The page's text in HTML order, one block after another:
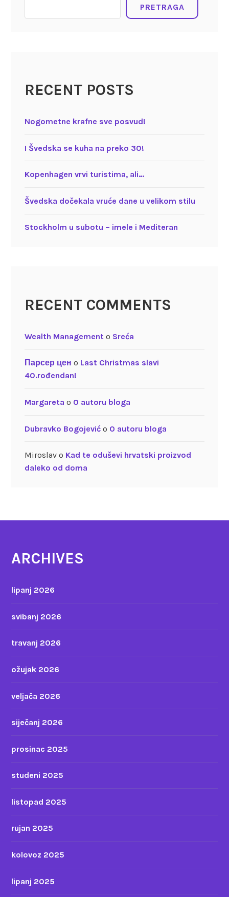
PRETRAGA
RECENT POSTS
Nogometne krafne sve posvud!
I Švedska se kuha na preko 30!
Kopenhagen vrvi turistima, ali…
Švedska dočekala vruće dane u velikom stilu
Stockholm u subotu – imele i Mediteran
RECENT COMMENTS
Wealth Managemento Sreća
Парсер цен o Last Christmas slavi
40.rođendan!
Margareta o O autoru bloga
Dubravko Bogojevićo O autoru bloga
Miroslavo Kad te oduševi hrvatski proizvod
daleko od doma
ARCHIVES
lipanj 2026
svibanj 2026
travanj 2026
ožujak 2026
veljača 2026
siječanj 2026
prosinac 2025
studeni 2025
listopad 2025
rujan 2025
kolovoz 2025
lipanj 2025